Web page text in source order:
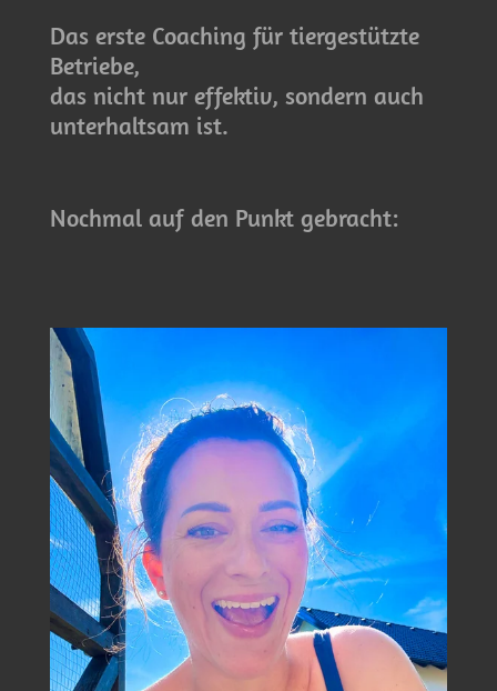
Das erste Coaching für tiergestützte
Betriebe,
das nicht nur effektiv, sondern auch
unterhaltsam ist.
Nochmal auf den Punkt gebracht: